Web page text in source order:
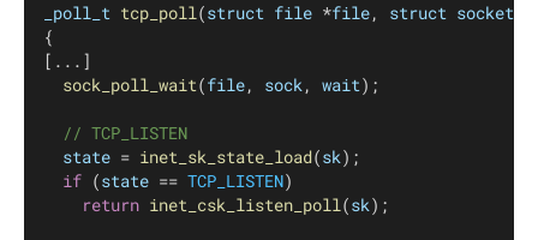
_poll_t tcp_poll(struct file *file, struct socket
{
[...]
sock_poll_wait(file, sock, wait);
// TCP_LISTEN
state = inet_sk_state_load(sk);
if (state == TCP_LISTEN)
return inet_csk_listen_poll(sk);